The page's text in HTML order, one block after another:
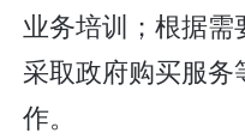
业务培训；根据
采取政府购买服
作。